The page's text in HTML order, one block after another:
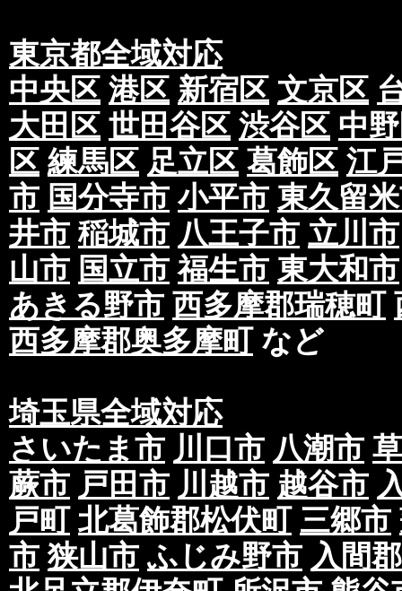
東京都全域対応
中央区 港区 新宿区 文京区
大田区 世田谷区 渋谷区 中
区 練馬区 足立区 葛飾区 江
市 国分寺市 小平市 東久留
井市 稲城市 八王子市 立川市
山市 国立市 福生市 東大和市
あきる野市 西多摩郡瑞穂町
西多摩郡奥多摩町など
埼玉県全域対応
さいたま市 川口市 八潮市
蕨市 戸田市 川越市 越谷市
戸町 北葛飾郡松伏町 三郷市
市 狭山市 ふじみ野市 入間